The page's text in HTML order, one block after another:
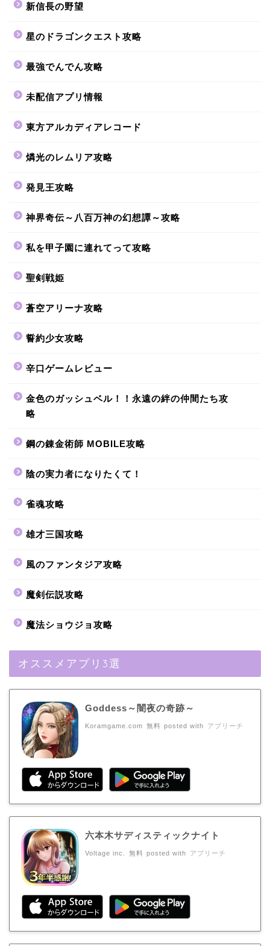
新信長の野望
星のドラゴンクエスト攻略
最強でんでん攻略
未配信アプリ情報
東方アルカディアレコード
燐光のレムリア攻略
発見王攻略
神界奇伝～八百万神の幻想譚～攻略
私を甲子園に連れてって攻略
聖剣戦姫
蒼空アリーナ攻略
誓約少女攻略
辛口ゲームレビュー
金色のガッシュベル！！永遠の絆の仲間たち攻
略
鋼の錬金術師 MOBILE攻略
陰の実力者になりたくて！
雀魂攻略
雄才三国攻略
風のファンタジア攻略
魔剣伝説攻略
魔法ショウジョ攻略
オススメアプリ3選
Goddess～闇夜の奇跡～
Koramgame.com 無料 posted with アプリーチ
六本木サディスティックナイト
Voltage inc. 無料 posted with アプリーチ